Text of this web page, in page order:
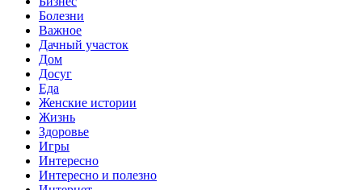
Болезни
Важное
Дачный участок
Дом
Досуг
Еда
Женские истории
Жизнь
Здоровье
Игры
Интересно
Интересно и полезно